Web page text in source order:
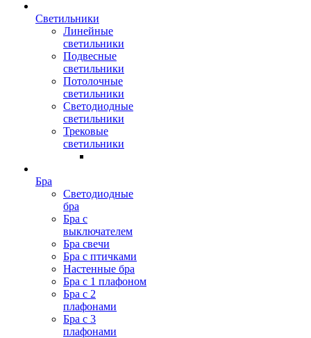
Светильники
Линейные
светильники
Подвесные
светильники
Потолочные
светильники
Светодиодные
светильники
Трековые
светильники
Бра
Светодиодные
бра
Бра с
выключателем
Бра свечи
Бра с птичками
Настенные бра
Бра с 1 плафоном
Бра с 2
плафонами
Бра с 3
плафонами